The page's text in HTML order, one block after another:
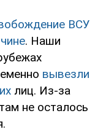
ВСУ
. Наши
вывезли
лиц. Из-за
не осталось